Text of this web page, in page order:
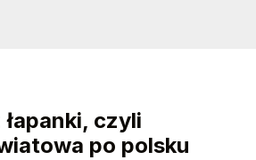
czyli
po polsku